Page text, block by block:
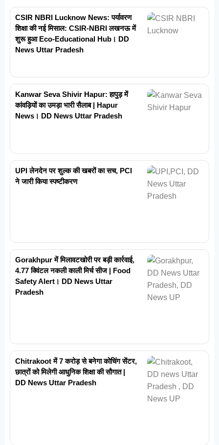
CSIR NBRI Lucknow News: पर्यावरण
शिक्षा की नई मिसाल: CSIR-NBRI लखनऊ में
शुरू हुआ Eco-Educational Hub। DD
News Uttar Pradesh
Kanwar Seva Shivir Hapur: हापुड़ में
कांवड़ियों का उमड़ा भारी सैलाब | Hapur
News। DD News Uttar Pradesh
UPI लेनदेन पर शुल्क की खबरों का सच, PCI
ने जारी किया स्पष्टीकरण
Gorakhpur में मिलावटखोरी पर बड़ी कार्रवाई,
4.77 क्विंटल नकली काली मिर्च सीज | Food
Safety Alert। DD News Uttar
Pradesh
Chitrakoot में 7 करोड़ से बनेगा कोचिंग सेंटर,
छात्रों को मिलेगी आधुनिक शिक्षा की सौगात |
DD News Uttar Pradesh